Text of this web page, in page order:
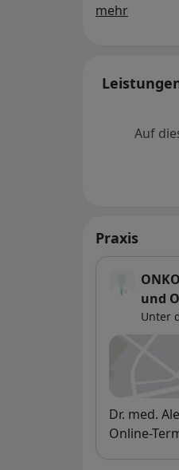
mehrÜber
Auf
Praxis
und
Unter
Dr. med.
Online-